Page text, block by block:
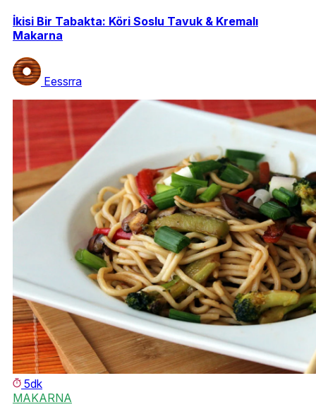
İkisi Bir Tabakta: Köri Soslu Tavuk & Kremalı
Makarna
Eessrra
5dk
MAKARNA